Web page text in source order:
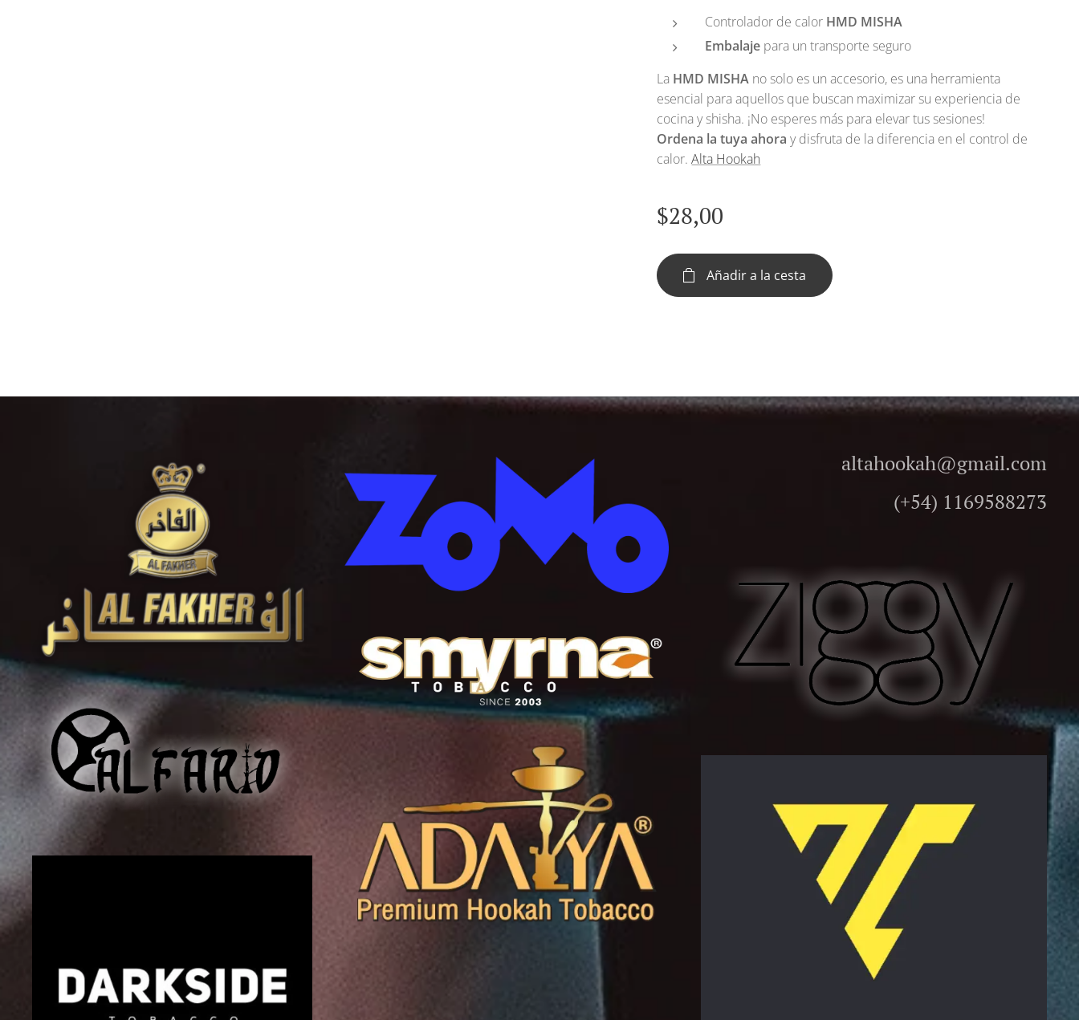
Controlador de calor HMD MISHA
Embalaje para un transporte seguro
La HMD MISHA no solo es un accesorio, es una herramienta
esencial para aquellos que buscan maximizar su experiencia de
cocina y shisha. ¡No esperes más para elevar tus sesiones!
Ordena la tuya ahora y disfruta de la diferencia en el control de
calor.Alta Hookah
$28,00
Añadir a la cesta
altahookah@gmail.com
(+54) 1169588273